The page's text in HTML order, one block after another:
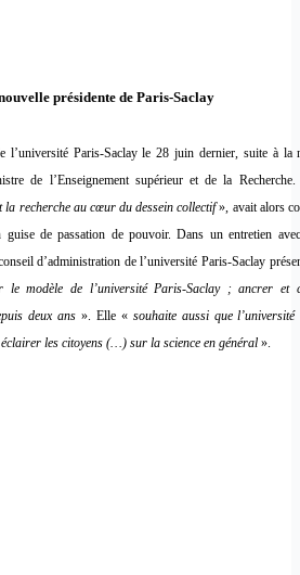
présidente de Paris-Saclay
l’université Paris-Saclay le 28 juin dernier, suite à la
de l’Enseignement supérieur et de la
la recherche au cœur du dessein collectif», avait alors
de passation de pouvoir. Dans un entretien
d’administration de l’université Paris-Saclay
le modèle de l’université Paris-Saclay ; ancrer et
deux ans ». Elle « souhaite aussi que l’université
les citoyens (…) sur la science en général».